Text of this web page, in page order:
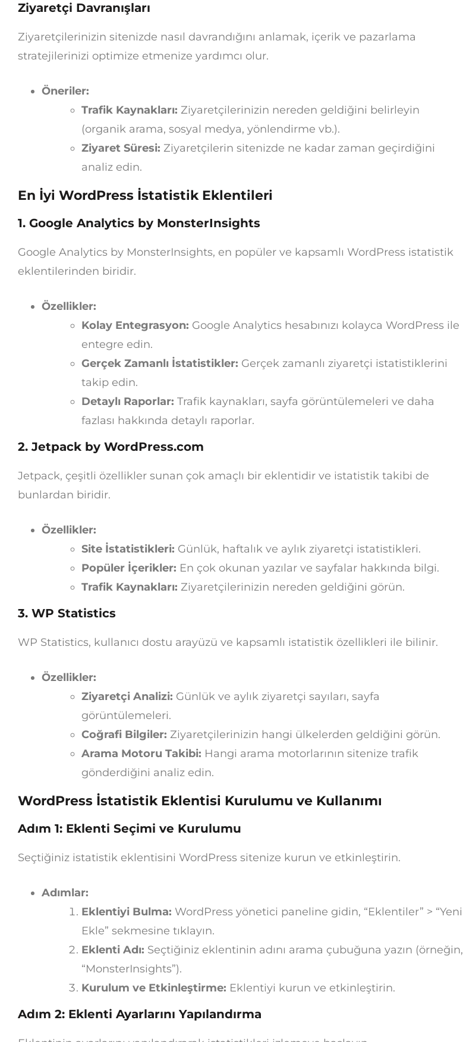
Ziyaretçi Davranışları
Ziyaretçilerinizin sitenizde nasıl davrandığını anlamak, içerik ve pazarlama
stratejilerinizi optimize etmenize yardımcı olur.
Öneriler:
Trafik Kaynakları: Ziyaretçilerinizin nereden geldiğini belirleyin
(organik arama, sosyal medya, yönlendirme vb.).
Ziyaret Süresi: Ziyaretçilerin sitenizde ne kadar zaman geçirdiğini
analiz edin.
En İyi WordPress İstatistik Eklentileri
1. Google Analytics by MonsterInsights
Google Analytics by MonsterInsights, en popüler ve kapsamlı WordPress istatistik
eklentilerinden biridir.
Özellikler:
Kolay Entegrasyon: Google Analytics hesabınızı kolayca WordPress ile
entegre edin.
Gerçek Zamanlı İstatistikler: Gerçek zamanlı ziyaretçi istatistiklerini
takip edin.
Detaylı Raporlar: Trafik kaynakları, sayfa görüntülemeleri ve daha
fazlası hakkında detaylı raporlar.
2. Jetpack by WordPress.com
Jetpack, çeşitli özellikler sunan çok amaçlı bir eklentidir ve istatistik takibi de
bunlardan biridir.
Özellikler:
Site İstatistikleri: Günlük, haftalık ve aylık ziyaretçi istatistikleri.
Popüler İçerikler: En çok okunan yazılar ve sayfalar hakkında bilgi.
Trafik Kaynakları: Ziyaretçilerinizin nereden geldiğini görün.
3. WP Statistics
WP Statistics, kullanıcı dostu arayüzü ve kapsamlı istatistik özellikleri ile bilinir.
Özellikler:
Ziyaretçi Analizi: Günlük ve aylık ziyaretçi sayıları, sayfa
görüntülemeleri.
Coğrafi Bilgiler: Ziyaretçilerinizin hangi ülkelerden geldiğini görün.
Arama Motoru Takibi: Hangi arama motorlarının sitenize trafik
gönderdiğini analiz edin.
WordPress İstatistik Eklentisi Kurulumu ve Kullanımı
Adım 1: Eklenti Seçimi ve Kurulumu
Seçtiğiniz istatistik eklentisini WordPress sitenize kurun ve etkinleştirin.
Adımlar:
Eklentiyi Bulma: WordPress yönetici paneline gidin, “Eklentiler” > “Yeni
Ekle” sekmesine tıklayın.
Eklenti Adı: Seçtiğiniz eklentinin adını arama çubuğuna yazın (örneğin,
“MonsterInsights”).
Kurulum ve Etkinleştirme: Eklentiyi kurun ve etkinleştirin.
Adım 2: Eklenti Ayarlarını Yapılandırma